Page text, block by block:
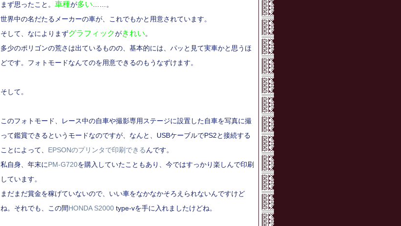
まず思ったこと。 車種が多い ……。
世界中の名だたるメーカーの車が、これでもかと用意されています。
そして、なによりまずグラフィックがきれい。
多少のポリゴンの荒さは出ているものの、基本的には、パッと見て実車かと思うほ
どです。フォトモードなんてのを用意できるのもうなずけます。
そして。
このフォトモード、レース中の自車や撮影専用ステージに設置した自車を写真に撮
って鑑賞できるというモードなのですが、なんと、USBケーブルでPS2と接続する
ことによって、 EPSONのプリンタで印刷できる んです。
私自身、年末にPM-G720を購入していたこともあり、今ではすっかり楽しんで印刷
しています。
まだまだ賞金を稼げていないので、いい車をなかなかそろえられないんですけど
ね。それでも、この間HONDA S2000 type-vを手に入れましたけどね。